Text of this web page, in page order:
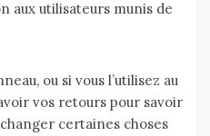
aux utilisateurs munis de
ou si vous l’utilisez au
vos retours pour savoir
certaines choses